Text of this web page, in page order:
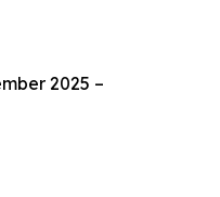
2025 –